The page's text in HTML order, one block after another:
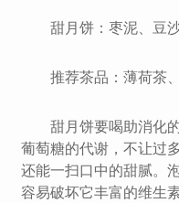
甜月饼：枣泥、豆
推荐茶品：薄荷茶
甜月饼要喝助消化
葡萄糖的代谢，不让过
还能一扫口中的甜腻。
容易破坏它丰富的维生